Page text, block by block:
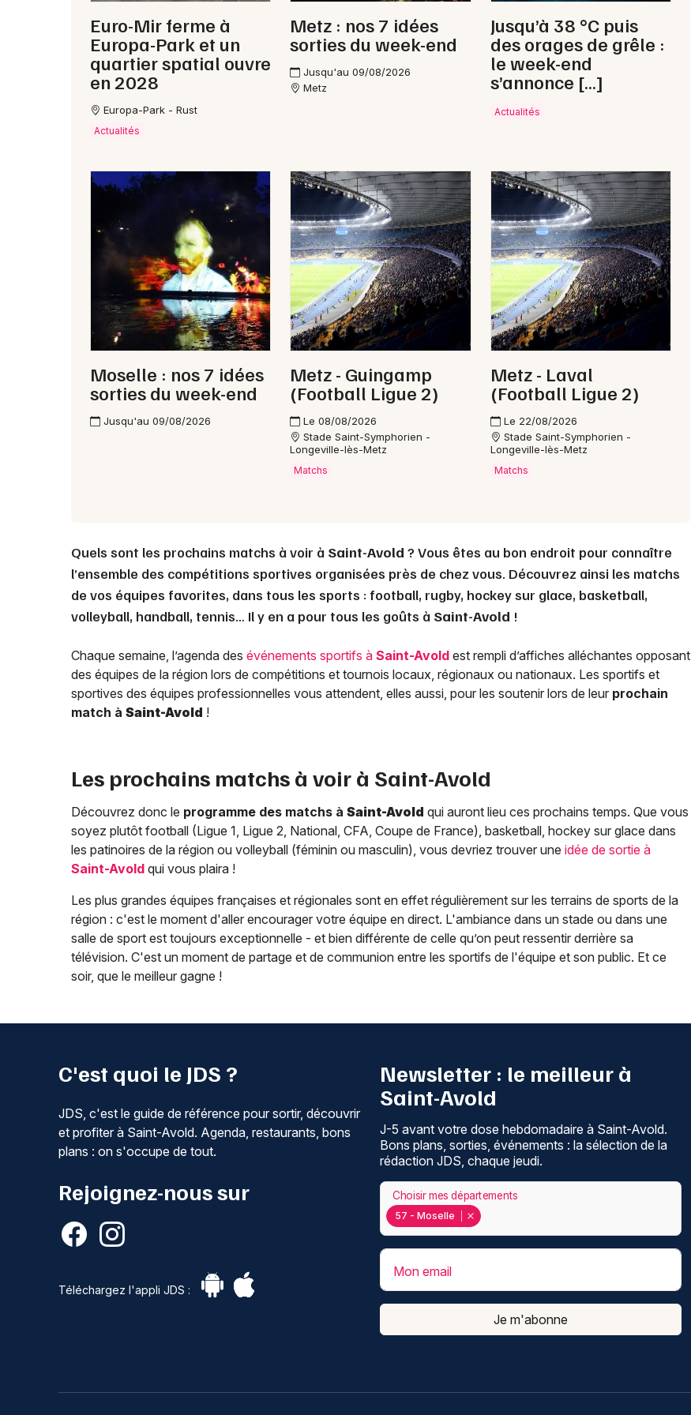
Newsletter des sorties
Magazine à Saint-Avold
57 - Moselle
Choisir mes départements
Euro-Mir ferme à
Europa-Park et un
quartier spatial ouvre
en 2028
Europa-Park - Rust
Actualités
Metz : nos 7 idées
sorties du week-end
Jusqu'au 09/08/2026
Metz
Jusqu’à 38 °C puis
des orages de grêle :
le week-end
s’annonce […]
Actualités
Moselle : nos 7 idées
sorties du week-end
Jusqu'au 09/08/2026
Metz - Guingamp
(Football Ligue 2)
Le 08/08/2026
Stade Saint-Symphorien -
Longeville-lès-Metz
Matchs
Metz - Laval
(Football Ligue 2)
Le 22/08/2026
Stade Saint-Symphorien -
Longeville-lès-Metz
Matchs
Quels sont les prochains matchs à voir à Saint-Avold ? Vous êtes au bon endroit pour connaître
l’ensemble des compétitions sportives organisées près de chez vous. Découvrez ainsi les matchs
de vos équipes favorites, dans tous les sports : football, rugby, hockey sur glace, basketball,
volleyball, handball, tennis… Il y en a pour tous les goûts à Saint-Avold !
Chaque semaine, l’agenda des événements sportifs à Saint-Avold est rempli d’affiches alléchantes opposant
des équipes de la région lors de compétitions et tournois locaux, régionaux ou nationaux. Les sportifs et
sportives des équipes professionnelles vous attendent, elles aussi, pour les soutenir lors de leur prochain
match à Saint-Avold !
Les prochains matchs à voir à Saint-Avold
Découvrez donc le programme des matchs à Saint-Avold qui auront lieu ces prochains temps. Que vous
soyez plutôt football (Ligue 1, Ligue 2, National, CFA, Coupe de France), basketball, hockey sur glace dans
les patinoires de la région ou volleyball (féminin ou masculin), vous devriez trouver une idée de sortie à
Saint-Avold qui vous plaira !
Les plus grandes équipes françaises et régionales sont en effet régulièrement sur les terrains de sports de la
région : c'est le moment d'aller encourager votre équipe en direct. L'ambiance dans un stade ou dans une
salle de sport est toujours exceptionnelle - et bien différente de celle qu’on peut ressentir derrière sa
télévision. C'est un moment de partage et de communion entre les sportifs de l'équipe et son public. Et ce
soir, que le meilleur gagne !
C'est quoi le JDS ?
JDS, c'est le guide de référence pour sortir, découvrir
et profiter à Saint-Avold. Agenda, restaurants, bons
plans : on s'occupe de tout.
Rejoignez-nous sur
Téléchargez l'appli JDS :
Newsletter : le meilleur à
Saint-Avold
J-5 avant votre dose hebdomadaire à Saint-Avold.
Bons plans, sorties, événements : la sélection de la
rédaction JDS, chaque jeudi.
57 - Moselle
Choisir mes départements
Mon email
Je m'abonne